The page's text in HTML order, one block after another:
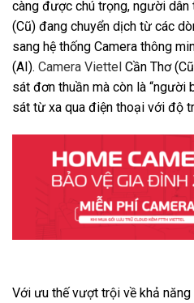
càng được chú trọng, người dân
(Cũ) đang chuyển dịch từ các
sang hệ thống Camera thông
(AI). Camera Viettel Cần Thơ
sát đơn thuần mà còn là “người
sát từ xa qua điện thoại với độ
Với ưu thế vượt trội về khả